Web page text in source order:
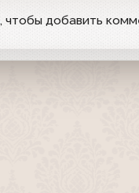
, чтобы добавить